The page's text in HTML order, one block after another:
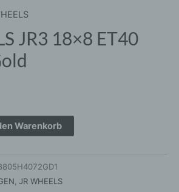
JR3 18×8 ET40
Warenkorb
JR WHEELS